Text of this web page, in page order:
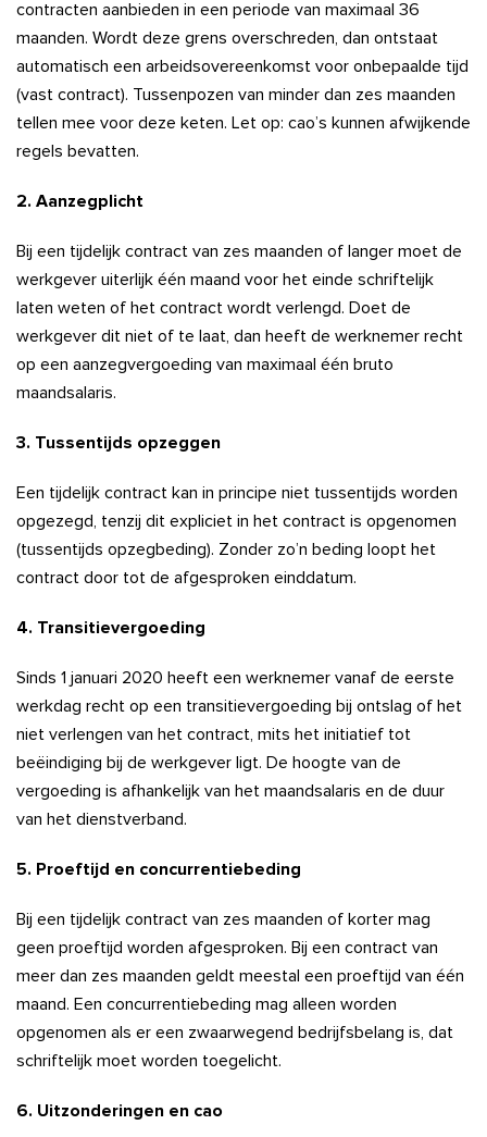
contracten aanbieden in een periode van maximaal 36
maanden. Wordt deze grens overschreden, dan ontstaat
automatisch een arbeidsovereenkomst voor onbepaalde tijd
(vast contract). Tussenpozen van minder dan zes maanden
tellen mee voor deze keten. Let op: cao’s kunnen afwijkende
regels bevatten.
2. Aanzegplicht
Bij een tijdelijk contract van zes maanden of langer moet de
werkgever uiterlijk één maand voor het einde schriftelijk
laten weten of het contract wordt verlengd. Doet de
werkgever dit niet of te laat, dan heeft de werknemer recht
op een aanzegvergoeding van maximaal één bruto
maandsalaris.
3. Tussentijds opzeggen
Een tijdelijk contract kan in principe niet tussentijds worden
opgezegd, tenzij dit expliciet in het contract is opgenomen
(tussentijds opzegbeding). Zonder zo’n beding loopt het
contract door tot de afgesproken einddatum.
4. Transitievergoeding
Sinds 1 januari 2020 heeft een werknemer vanaf de eerste
werkdag recht op een transitievergoeding bij ontslag of het
niet verlengen van het contract, mits het initiatief tot
beëindiging bij de werkgever ligt. De hoogte van de
vergoeding is afhankelijk van het maandsalaris en de duur
van het dienstverband.
5. Proeftijd en concurrentiebeding
Bij een tijdelijk contract van zes maanden of korter mag
geen proeftijd worden afgesproken. Bij een contract van
meer dan zes maanden geldt meestal een proeftijd van één
maand. Een concurrentiebeding mag alleen worden
opgenomen als er een zwaarwegend bedrijfsbelang is, dat
schriftelijk moet worden toegelicht.
6. Uitzonderingen en cao